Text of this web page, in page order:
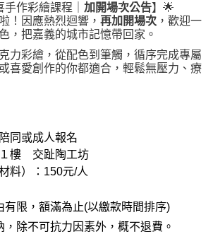
手作彩繪課程｜ 加開場次公告】🌟
！因應熱烈迴響， 再加開場次 ，歡迎一
，把嘉義的城市記憶帶回家。
力彩繪，從配色到筆觸，循序完成專屬
喜愛創作的你都適合，輕鬆無壓力、療
同或成人報名
樓 交趾陶工坊
料）：150元/人
有限，額滿為止(以繳款時間排序)
，除不可抗力因素外，概不退費。